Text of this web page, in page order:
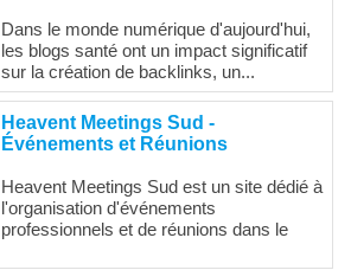
Dans le monde numérique d'aujourd'hui,
les blogs santé ont un impact significatif
sur la création de backlinks, un...
Heavent Meetings Sud -
Événements et Réunions
Heavent Meetings Sud est un site dédié à
l'organisation d'événements
professionnels et de réunions dans le